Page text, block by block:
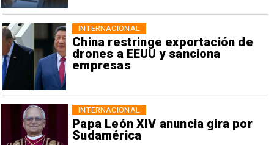
China restringe exportación de
drones a EEUU y sanciona
empresas
INTERNACIONAL
Papa León XIV anuncia gira por
Sudamérica
INTERNACIONAL